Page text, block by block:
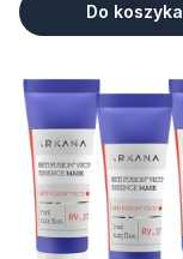
Do koszyka